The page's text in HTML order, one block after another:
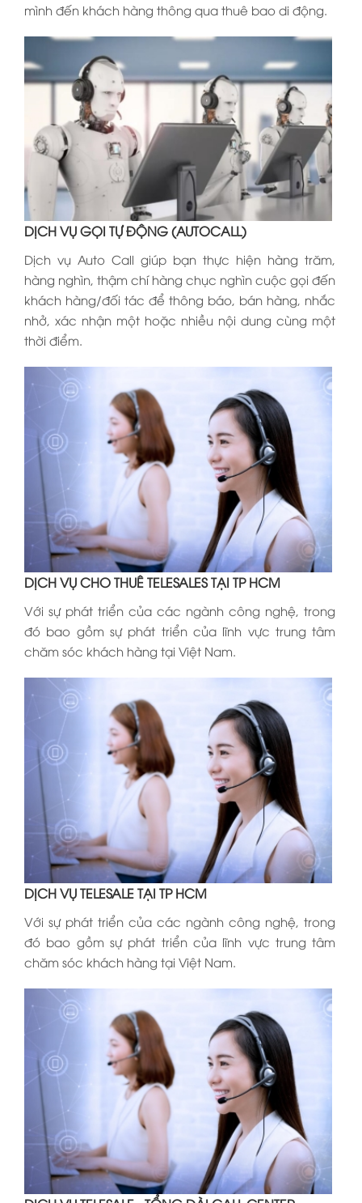
mình đến khách hàng thông qua thuê bao di động.
DỊCH VỤ GỌI TỰ ĐỘNG (AUTOCALL)
Dịch vụ Auto Call giúp bạn thực hiện hàng trăm,
hàng nghìn, thậm chí hàng chục nghìn cuộc gọi đến
khách hàng/đối tác để thông báo, bán hàng, nhắc
nhở, xác nhận một hoặc nhiều nội dung cùng một
thời điểm.
DỊCH VỤ CHO THUÊ TELESALES TẠI TP HCM
Với sự phát triển của các ngành công nghệ, trong
đó bao gồm sự phát triển của lĩnh vực trung tâm
chăm sóc khách hàng tại Việt Nam.
DỊCH VỤ TELESALE TẠI TP HCM
Với sự phát triển của các ngành công nghệ, trong
đó bao gồm sự phát triển của lĩnh vực trung tâm
chăm sóc khách hàng tại Việt Nam.